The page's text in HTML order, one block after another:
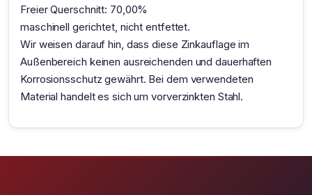
Freier Querschnitt: 70,00%
maschinell gerichtet, nicht entfettet.
Wir weisen darauf hin, dass diese Zinkauflage im
Außenbereich keinen ausreichenden und dauerhaften
Korrosionsschutz gewährt. Bei dem verwendeten
Material handelt es sich um vorverzinkten Stahl.